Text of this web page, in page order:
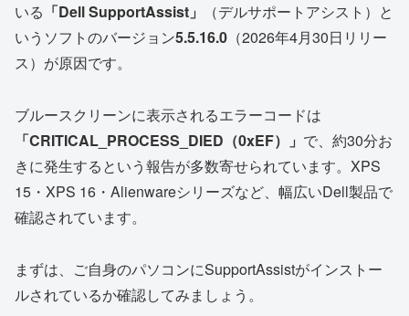
いる 「Dell SupportAssist」
（デルサポートアシスト）と
いうソフトのバージョン5.5.16.0 （2026年4月30日リリー
ス）が原因です。
ブルースクリーンに表示されるエラーコードは
「CRITICAL_PROCESS_DIED（0xEF）」 で、約30分お
きに発生するという報告が多数寄せられています。XPS
15・XPS 16・Alienwareシリーズなど、幅広いDell製品で
確認されています。
まずは、ご自身のパソコンにSupportAssistがインストー
ルされているか確認してみましょう。